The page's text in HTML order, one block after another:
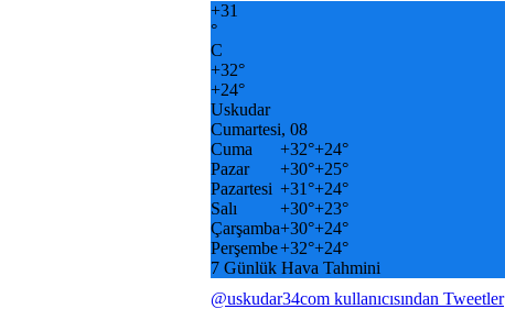
+31
°
C
+32°
+24°
Uskudar
Cumartesi, 08
Cuma
+32°+24°
Pazar
+30°+25°
Pazartesi +31°+24°
Salı
+30°+23°
Çarşamba+30°+24°
Perşembe+32°+24°
7 Günlük Hava Tahmini
@uskudar34com kullanıcısından Tweetler